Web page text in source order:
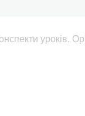
уроків.